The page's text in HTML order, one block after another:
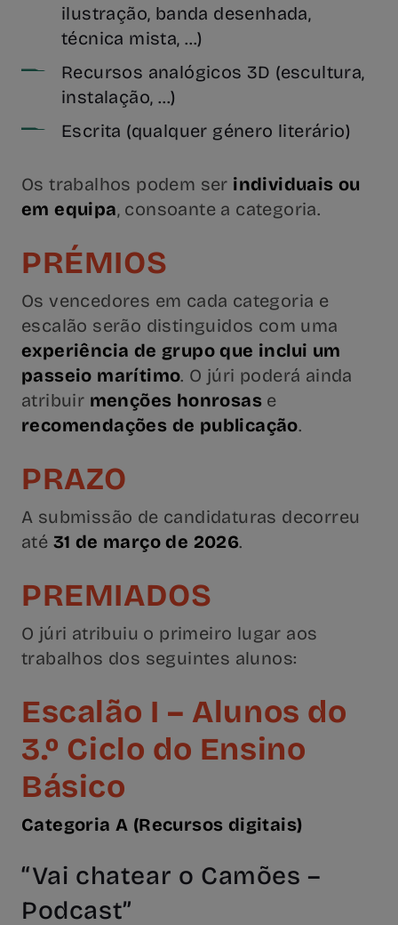
ilustração, banda desenhada,
técnica mista, …)
Recursos analógicos 3D (escultura,
instalação, …)
Escrita (qualquer género literário)
Os trabalhos podem ser individuais ou
em equipa, consoante a categoria.
PRÉMIOS
Os vencedores em cada categoria e
escalão serão distinguidos com uma
experiência de grupo que inclui um
passeio marítimo. O júri poderá ainda
atribuir menções honrosas e
recomendações de publicação.
PRAZO
A submissão de candidaturas decorreu
até 31 de março de 2026.
PREMIADOS
O júri atribuiu o primeiro lugar aos
trabalhos dos seguintes alunos:
Escalão I – Alunos do
3.º Ciclo do Ensino
Básico
Categoria A (Recursos digitais)
“Vai chatear o Camões –
Podcast”